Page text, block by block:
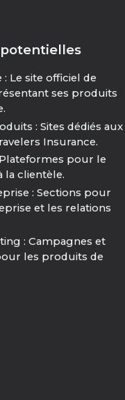
Le site officiel de
ses produits
: Sites dédiés aux
Insurance.
pour le
la clientèle.
: Sections pour
et les relations
: Campagnes et
les produits de